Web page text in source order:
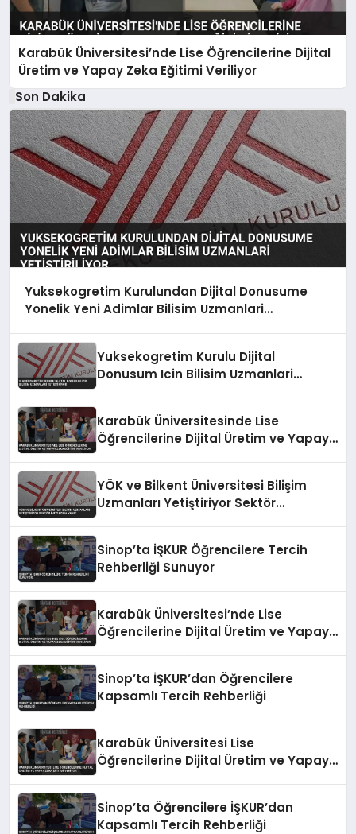
Karabük Üniversitesi’nde Lise Öğrencilerine Dijital
Üretim ve Yapay Zeka Eğitimi Veriliyor
Son Dakika
Yuksekogretim Kurulundan Dijital Donusume
Yonelik Yeni Adimlar Bilisim Uzmanlari
Yuksekogretim Kurulu Dijital
Donusum Icin Bilisim Uzmanlari
Karabük Üniversitesinde Lise
Öğrencilerine Dijital Üretim ve Yapay
YÖK ve Bilkent Üniversitesi Bilişim
Uzmanları Yetiştiriyor Sektör
Sinop’ta İŞKUR Öğrencilere Tercih
Rehberliği Sunuyor
Karabük Üniversitesi’nde Lise
Öğrencilerine Dijital Üretim ve Yapay
Sinop’ta İŞKUR’dan Öğrencilere
Kapsamlı Tercih Rehberliği
Karabük Üniversitesi Lise
Öğrencilerine Dijital Üretim ve Yapay
Sinop’ta Öğrencilere İŞKUR’dan
Kapsamlı Tercih Rehberliği